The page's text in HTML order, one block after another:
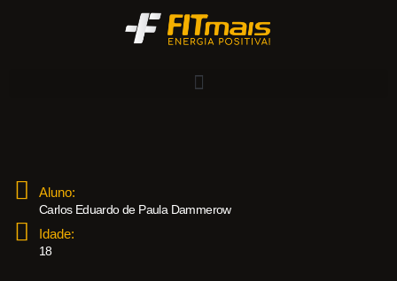
Aluno:
Carlos Eduardo de Paula Dammerow
Idade:
18